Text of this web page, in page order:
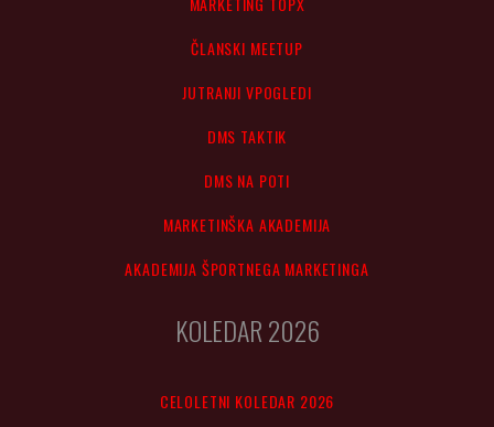
ČLANSKI MEETUP
JUTRANJI VPOGLEDI
DMS TAKTIK
DMS NA POTI
MARKETINŠKA AKADEMIJA
AKADEMIJA ŠPORTNEGA MARKETINGA
KOLEDAR 2026
CELOLETNI KOLEDAR 2026